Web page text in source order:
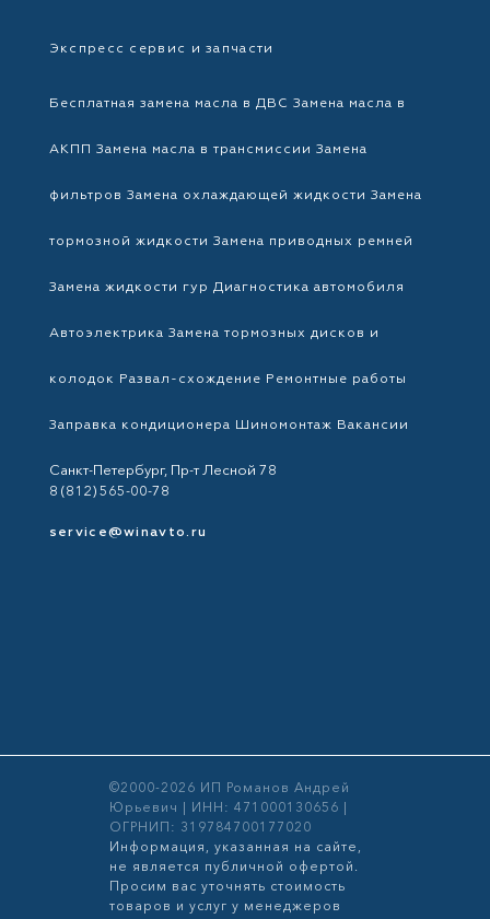
Экспресс сервис и запчасти
Бесплатная замена масла в ДВС Замена масла в
АКПП Замена масла в трансмиссии Замена
фильтров Замена охлаждающей жидкости Замена
тормозной жидкости Замена приводных ремней
Замена жидкости гур Диагностика автомобиля
Автоэлектрика Замена тормозных дисков и
колодок Развал-схождение Ремонтные работы
Заправка кондиционера Шиномонтаж Вакансии
Санкт-Петербург, Пр-т Лесной 78
8 (812) 565-00-78
service@winavto.ru
©2000-2026 ИП Романов Андрей
Юрьевич | ИНН: 471000130656 |
ОГРНИП: 319784700177020
Информация, указанная на сайте,
не является публичной офертой.
Просим вас уточнять стоимость
товаров и услуг у менеджеров